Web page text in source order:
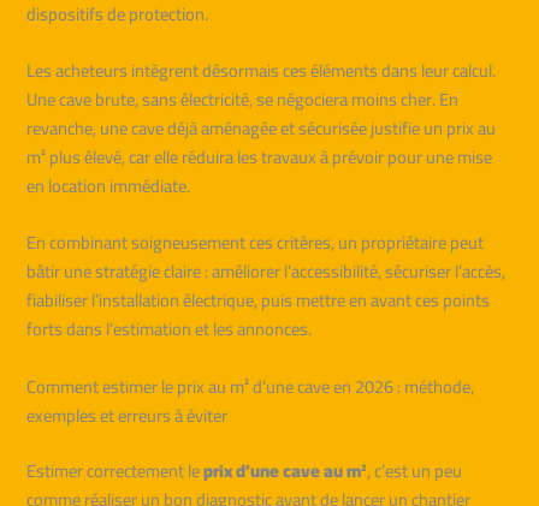
dispositifs de protection.
Les acheteurs intègrent désormais ces éléments dans leur calcul.
Une cave brute, sans électricité, se négociera moins cher. En
revanche, une cave déjà aménagée et sécurisée justifie un prix au
m² plus élevé, car elle réduira les travaux à prévoir pour une mise
en location immédiate.
En combinant soigneusement ces critères, un propriétaire peut
bâtir une stratégie claire : améliorer l’accessibilité, sécuriser l’accès,
fiabiliser l’installation électrique, puis mettre en avant ces points
forts dans l’estimation et les annonces.
Comment estimer le prix au m² d’une cave en 2026 : méthode,
exemples et erreurs à éviter
Estimer correctement leprix d’une cave au m², c’est un peu
comme réaliser un bon diagnostic avant de lancer un chantier